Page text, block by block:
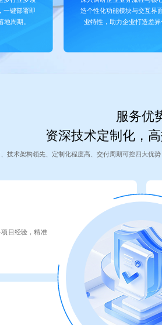
一键部署即
周期。
造个性化功能模块与交互界
业特性，助力企业打造差异
服务优
资深技术定制化，
技术架构领先、定制化程度高、交付周期可控四大优
目经验，精准